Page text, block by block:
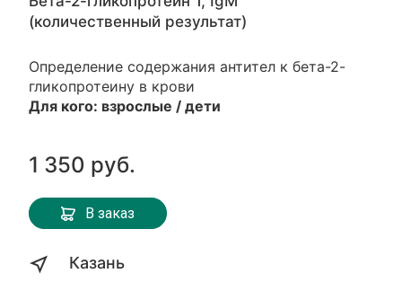
(количественный результат)
Определение содержания антител к бета-2-
гликопротеину в крови
Для кого: взрослые / дети
1 350 руб.
В заказ
Казань